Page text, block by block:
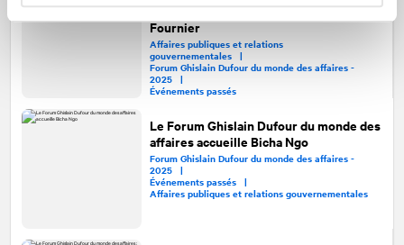
affaires accueille la mairesse Catherine
Fournier
Affaires publiques et relations
gouvernementales |
Forum Ghislain Dufour du monde des affaires -
2025 |
Événements passés
Le Forum Ghislain Dufour du monde des
affaires accueille Bicha Ngo
Forum Ghislain Dufour du monde des affaires -
2025 |
Événements passés |
Affaires publiques et relations gouvernementales